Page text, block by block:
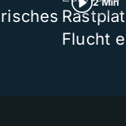
Flucht